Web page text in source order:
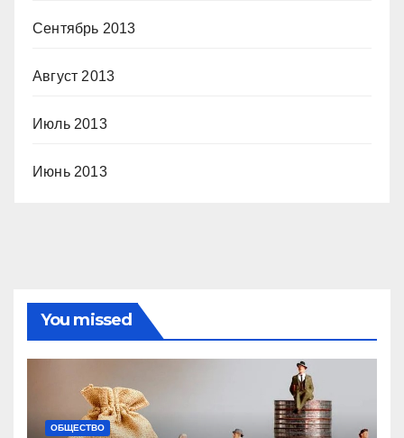
Сентябрь 2013
Август 2013
Июль 2013
Июнь 2013
You missed
ОБЩЕСТВО